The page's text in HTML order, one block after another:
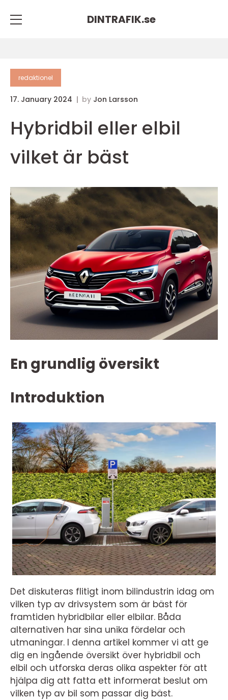
DINTRAFIK.se
redaktionel
17. January 2024 by Jon Larsson
Hybridbil eller elbil
vilket är bäst
En grundlig översikt
Introduktion
Det diskuteras flitigt inom bilindustrin idag om
vilken typ av drivsystem som är bäst för
framtiden hybridbilar eller elbilar. Båda
alternativen har sina unika fördelar och
utmaningar. I denna artikel kommer vi att ge
dig en ingående översikt över hybridbil och
elbil och utforska deras olika aspekter för att
hjälpa dig att fatta ett informerat beslut om
vilken typ av bil som passar dig bäst.